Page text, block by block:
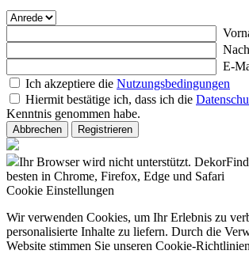
E-
Ich akzeptiere die Nutzungsbedingungen
Hiermit bestätige ich, dass ich die
Kenntnis genommen habe.
Abbrechen Registrieren
Ihr Browser wird nicht unterstützt.
besten in Chrome, Firefox, Edge und Safari
Cookie Einstellungen
Wir verwenden Cookies, um Ihr Erlebnis zu
personalisierte Inhalte zu liefern. Durch die
Website stimmen Sie unseren Cookie-